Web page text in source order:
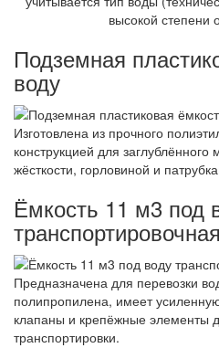
высокой степени
Подземная
воду
Изготовлена из прочного
конструкцией для
жёсткости, горловиной и
Ёмкость 11 м3 под
транспортировочная
Предназначена для перевозки
полипропилена, имеет
клапаны и крепёжные элементы
транспортировки.